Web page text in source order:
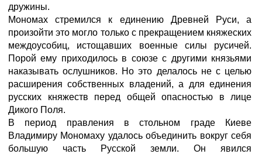
дружины.
Мономах стремился к единению Древней Руси, а
произойти это могло только с прекращением княжеских
междоусобиц, истощавших военные силы русичей.
Порой ему приходилось в союзе с другими князьями
наказывать ослушников. Но это делалось не с целью
расширения собственных владений, а для единения
русских княжеств перед общей опасностью в лице
Дикого Поля.
В период правления в стольном граде Киеве
Владимиру Мономаху удалось объединить вокруг себя
большую часть Русской земли. Он явился